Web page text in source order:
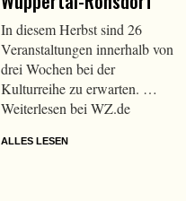
In diesem Herbst sind 26
Veranstaltungen innerhalb von
drei Wochen bei der
Kulturreihe zu erwarten. …
Weiterlesen bei WZ.de
ALLES LESEN